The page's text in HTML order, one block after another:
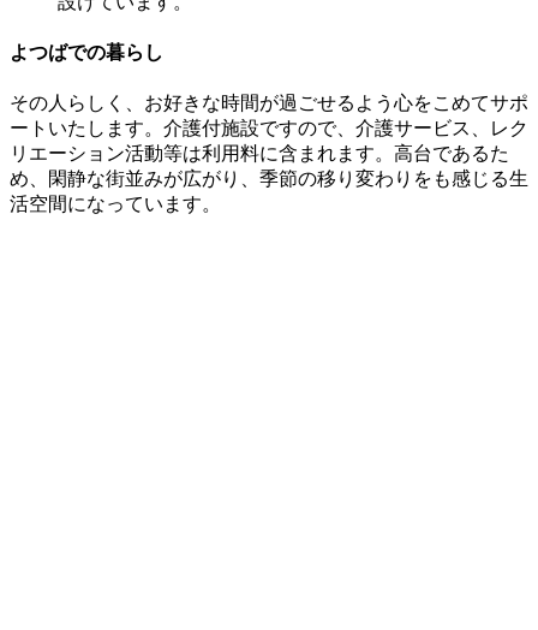
よつばでの暮らし
その人らしく、お好きな時間が過ごせるよう心をこめてサポ
ートいたします。介護付施設ですので、介護サービス、レク
リエーション活動等は利用料に含まれます。高台であるた
め、閑静な街並みが広がり、季節の移り変わりをも感じる生
活空間になっています。